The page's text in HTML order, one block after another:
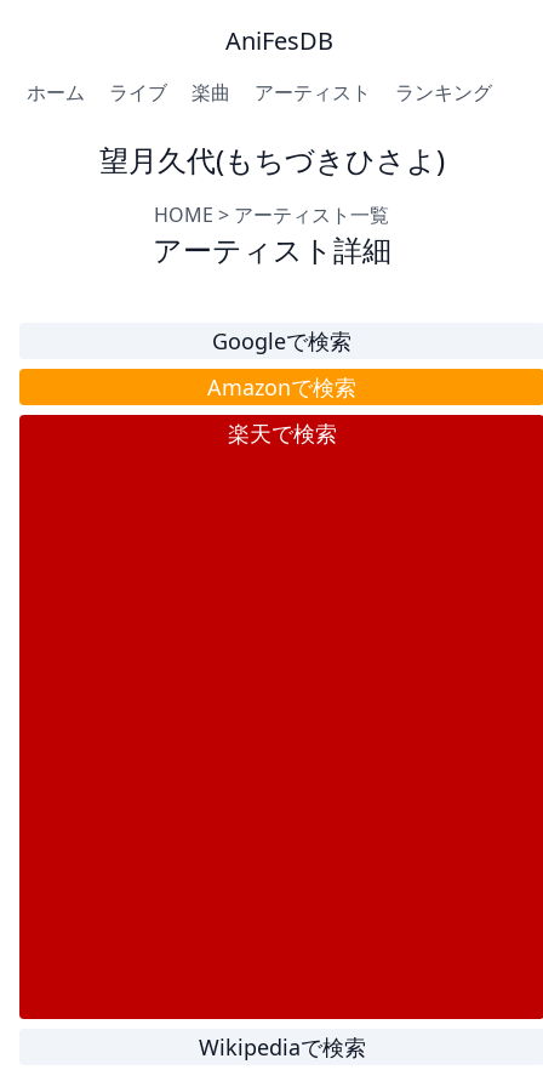
AniFesDB
ホーム ライブ 楽曲 アーティスト ランキング
望月久代(もちづきひさよ)
HOME > アーティスト一覧
アーティスト詳細
Googleで検索
Amazonで検索
楽天で検索
Wikipediaで検索